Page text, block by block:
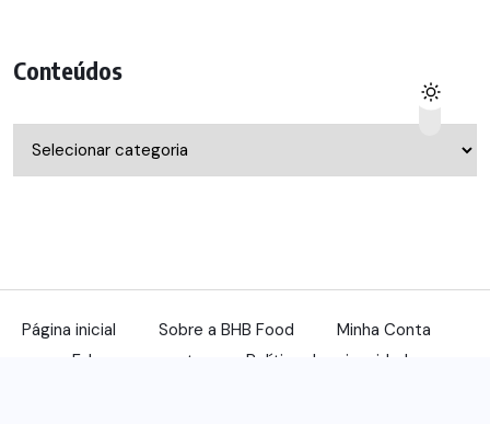
Conteúdos
Conteúdos
Página inicial Sobre a BHB Food
Minha Conta
Fale com a gente
Política de privacidade